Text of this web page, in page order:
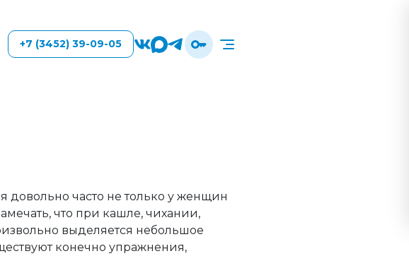
+7 (3452) 39-09-05
довольно часто не только у женщин
что при кашле, чихании,
выделяется небольшое
конечно упражнения,